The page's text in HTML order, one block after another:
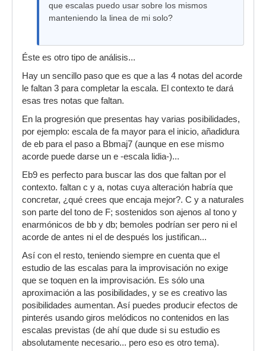
que escalas puedo usar sobre los mismos
manteniendo la linea de mi solo?
Éste es otro tipo de análisis...
Hay un sencillo paso que es que a las 4 notas del acorde
le faltan 3 para completar la escala. El contexto te dará
esas tres notas que faltan.
En la progresión que presentas hay varias posibilidades,
por ejemplo: escala de fa mayor para el inicio, añadidura
de eb para el paso a Bbmaj7 (aunque en ese mismo
acorde puede darse un e -escala lidia-)...
Eb9 es perfecto para buscar las dos que faltan por el
contexto. faltan c y a, notas cuya alteración habría que
concretar, ¿qué crees que encaja mejor?. C y a naturales
son parte del tono de F; sostenidos son ajenos al tono y
enarmónicos de bb y db; bemoles podrían ser pero ni el
acorde de antes ni el de después los justifican...
Así con el resto, teniendo siempre en cuenta que el
estudio de las escalas para la improvisación no exige
que se toquen en la improvisación. Es sólo una
aproximación a las posibilidades, y se es creativo las
posibilidades aumentan. Así puedes producir efectos de
pinterés usando giros melódicos no contenidos en las
escalas previstas (de ahí que dude si su estudio es
absolutamente necesario... pero eso es otro tema).